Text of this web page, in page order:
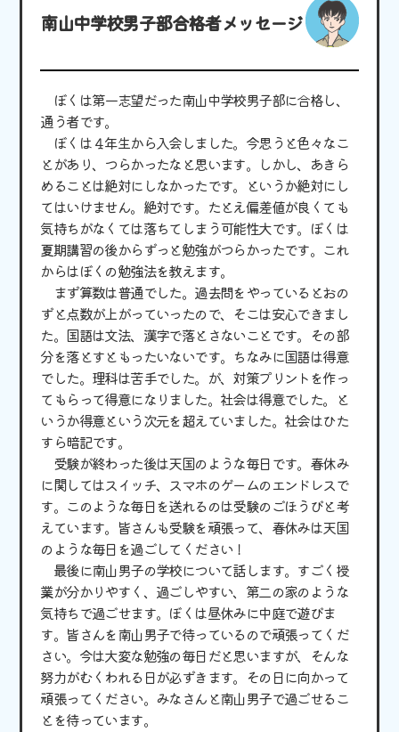
南山中学校男子部合格者メッセージ
ぼくは第一志望だった南山中学校男子部に合格し、
通う者です。
ぼくは４年生から入会しました。今思うと色々なこ
とがあり、つらかったなと思います。しかし、あきら
めることは絶対にしなかったです。というか絶対にし
てはいけません。絶対です。たとえ偏差値が良くても
気持ちがなくては落ちてしまう可能性大です。ぼくは
夏期講習の後からずっと勉強がつらかったです。これ
からはぼくの勉強法を教えます。
まず算数は普通でした。過去問をやっているとおの
ずと点数が上がっていったので、そこは安心できまし
た。国語は文法、漢字で落とさないことです。その部
分を落とすともったいないです。ちなみに国語は得意
でした。理科は苦手でした。が、対策プリントを作っ
てもらって得意になりました。社会は得意でした。と
いうか得意という次元を超えていました。社会はひた
すら暗記です。
受験が終わった後は天国のような毎日です。春休み
に関してはスイッチ、スマホのゲームのエンドレスで
す。このような毎日を送れるのは受験のごほうびと考
えています。皆さんも受験を頑張って、春休みは天国
のような毎日を過ごしてください！
最後に南山男子の学校について話します。すごく授
業が分かりやすく、過ごしやすい、第二の家のような
気持ちで過ごせます。ぼくは昼休みに中庭で遊びま
す。皆さんを南山男子で待っているので頑張ってくだ
さい。今は大変な勉強の毎日だと思いますが、そんな
努力がむくわれる日が必ずきます。その日に向かって
頑張ってください。みなさんと南山男子で過ごせるこ
とを待っています。